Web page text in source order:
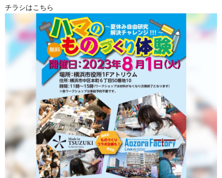
チラシはこちら